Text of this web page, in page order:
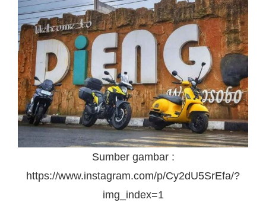
Sumber gambar :
https://www.instagram.com/p/Cy2dU5SrEfa/?
img_index=1